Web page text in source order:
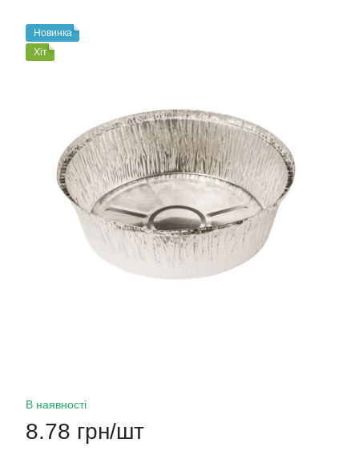
Новинка
Хіт
В наявності
8.78 грн/шт